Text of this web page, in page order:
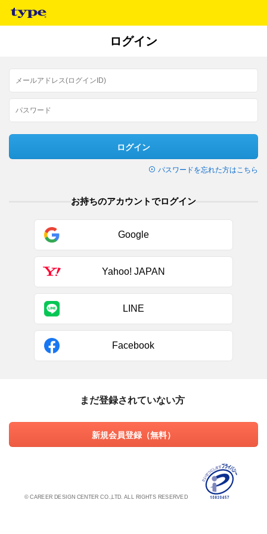
ログイン
ログイン
パスワードを忘れた方はこちら
お持ちのアカウントでログイン
Google
Yahoo! JAPAN
LINE
Facebook
まだ登録されていない方
新規会員登録（無料）
© CAREER DESIGN CENTER CO.,LTD. ALL RIGHTS RESERVED